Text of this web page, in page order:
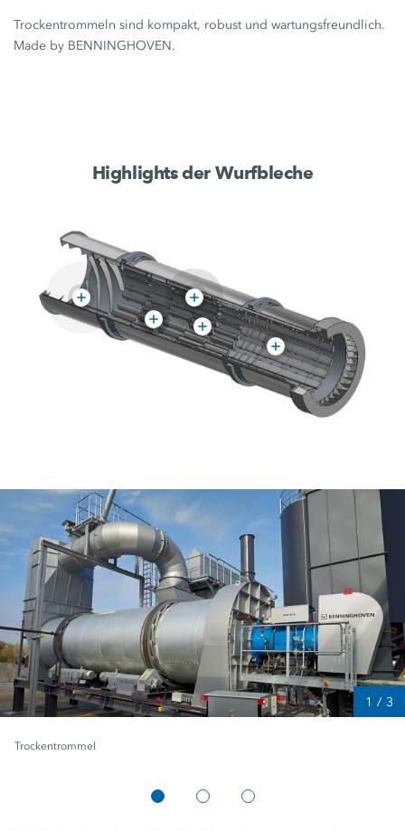
Trockentrommeln sind kompakt, robust und wartungsfreundlich.
Made by BENNINGHOVEN.
Highlights der Wurfbleche
Trockentrommel
1 / 3